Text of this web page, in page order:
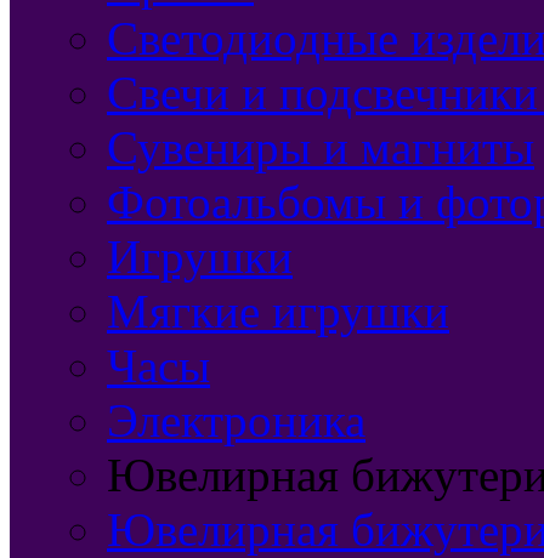
Светодиодные
Свечи и
Сувениры и магниты
Фотоальбомы и
Игрушки
Мягкие игрушки
Часы
Электроника
Ювелирная
Ювелирная